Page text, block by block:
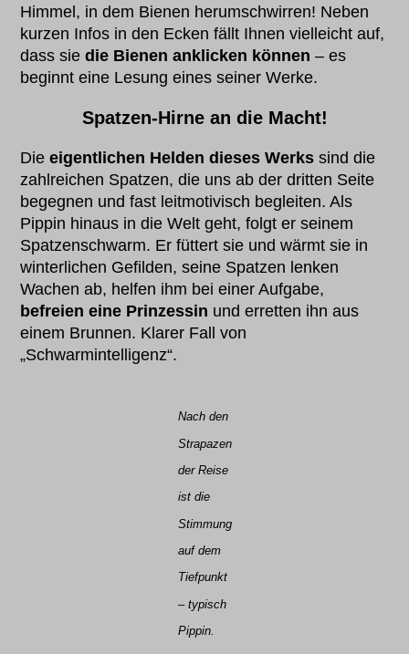
Himmel, in dem Bienen herumschwirren! Neben
kurzen Infos in den Ecken fällt Ihnen vielleicht auf,
dass siedie Bienen anklicken können – es
beginnt eine Lesung eines seiner Werke.
Spatzen-Hirne an die Macht!
Dieeigentlichen Helden dieses Werks sind die
zahlreichen Spatzen, die uns ab der dritten Seite
begegnen und fast leitmotivisch begleiten. Als
Pippin hinaus in die Welt geht, folgt er seinem
Spatzenschwarm. Er füttert sie und wärmt sie in
winterlichen Gefilden, seine Spatzen lenken
Wachen ab, helfen ihm bei einer Aufgabe,
befreien eine Prinzessin und erretten ihn aus
einem Brunnen. Klarer Fall von
„Schwarmintelligenz“.
Nach den
Strapazen
der Reise
ist die
Stimmung
auf dem
Tiefpunkt
– typisch
Pippin.